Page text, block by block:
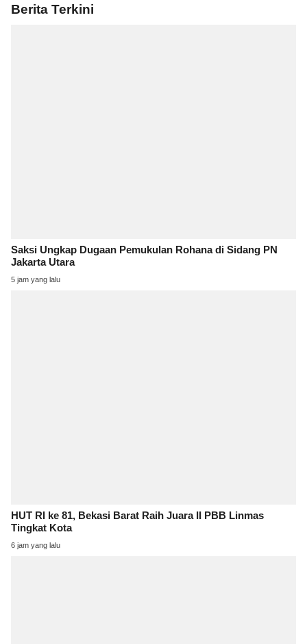
Berita Terkini
Saksi Ungkap Dugaan Pemukulan Rohana di Sidang PN
Jakarta Utara
5 jam yang lalu
HUT RI ke 81, Bekasi Barat Raih Juara II PBB Linmas
Tingkat Kota
6 jam yang lalu